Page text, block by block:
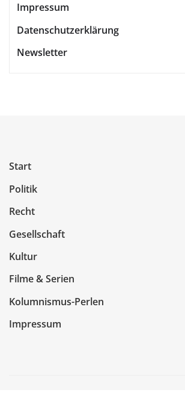
Impressum
Datenschutzerklärung
Newsletter
Start
Politik
Recht
Gesellschaft
Kultur
Filme & Serien
Kolumnismus-Perlen
Impressum